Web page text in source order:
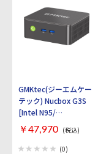
GMKtec(ジーエムケー
テック) Nucbox G3S
[Intel N95/
RAM:16GB/
SSD:512GB/ Windows
11 Pro]
￥47,970 (税込)
(0)